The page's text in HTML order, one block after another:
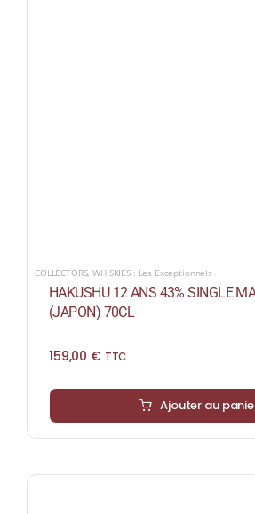
COLLECTORS,WHISKIES : Les Exceptionnels
HAKUSHU 12 ANS 43% SINGLE
(JAPON) 70CL
159,00 € TTC
Ajouter au